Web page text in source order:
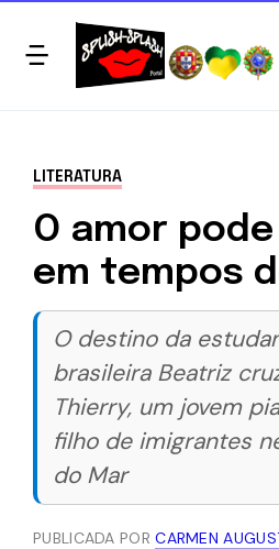
LITERATURA
O amor
em tempos
O destino da
brasileira Beatriz
Thierry, um jovem
filho de imigrantes
do Mar
PUBLICADA PORCARMEN